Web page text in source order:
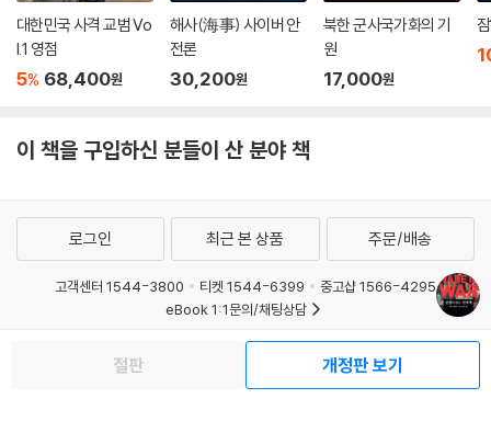
함으로써 혁신적인 사업을 광범위하게 개척하고 체계화하고 있다. 이것은
군사혁명의 실현이 기술보다 훨씬 더 많은 것, 즉 조직적, 사회적 그리고 인
적 자원의 혁명을 필요로 한다는 것을 의미한다.
세계에서 가장 막강한 군사력을 갖춘 러시아와 미국도 대게릴라전에 적절
사 하드웨어가 쓸모없다는 것이 아니라, 시대의 흐름에 따른 그리고 다른
장소와 다른 적에게 어떻게 싸워야 할지에 대한 ‘패러다임의 변화’가 부족
했다는 것을 의미한다. 몽골, 중국, 소련, 그리고 이 책에 나오는 많은 패자
(敗者)들은 이러한 패러다임의 변화를 읽지 못했거나, 그것을 읽었음에도
자신의 패러다임을 바꿀 의지를 갖지 않았기에 도태되었다. 기술의 혁명은
전쟁뿐만 아니라 사회 전체의 패러다임을 바꾸고 있었지만 많은 개인, 조
직, 국가들이 그것을 읽고 그에 맞게 변화하는 ‘자기 혁신’에 실패했기에 패
대한민국 사격 교범 Vo
l.1 영점
5% 68,400원
해사(海事) 사이버 안
전론
30,200원
북한 군사국가화의 기
원
17,000원
이 책을 구입하신 분들이 산 분야 책
절판 개정판 보기
로그인 최근 본 상품 주문/배송
고객센터 1544-3800 티켓 1544-6399
중고샵 1566-4295
eBook 1:1문의/채팅상담
예스이십사(주) 사업자 정보
이용약관
청소년보호정책